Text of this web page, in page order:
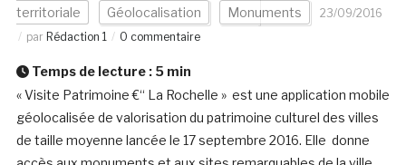
territoriale Géolocalisation Monuments
23/09/2016
par Rédaction 1 0 commentaire
Temps de lecture : 5 min
« Visite Patrimoine €“ La Rochelle » est une application mobile
géolocalisée de valorisation du patrimoine culturel des villes
de taille moyenne lancée le 17 septembre 2016. Elle donne